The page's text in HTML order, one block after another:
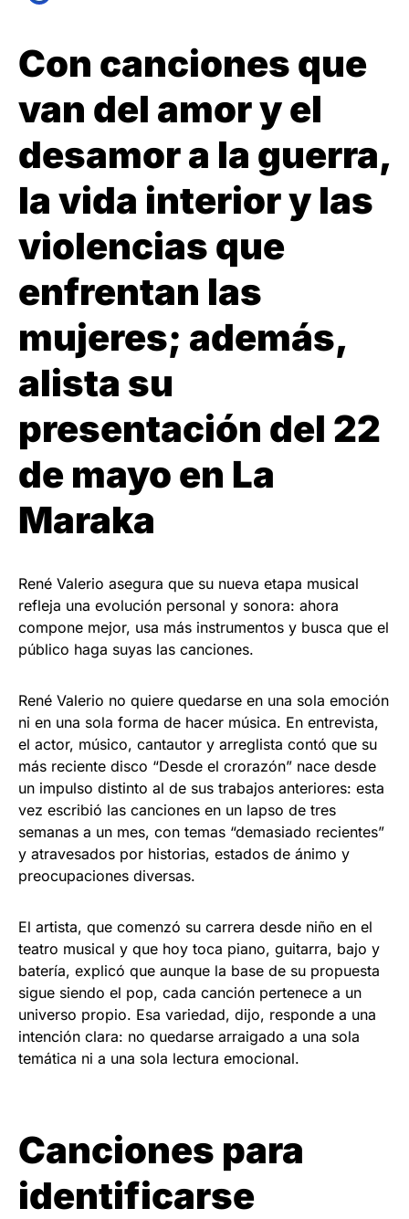
Con canciones que
van del amor y el
desamor a la guerra,
la vida interior y las
violencias que
enfrentan las
mujeres; además,
alista su
presentación del 22
de mayo en La
Maraka
René Valerio asegura que su nueva etapa musical
refleja una evolución personal y sonora: ahora
compone mejor, usa más instrumentos y busca que el
público haga suyas las canciones.
René Valerio no quiere quedarse en una sola emoción
ni en una sola forma de hacer música. En entrevista,
el actor, músico, cantautor y arreglista contó que su
más reciente disco “Desde el crorazón” nace desde
un impulso distinto al de sus trabajos anteriores: esta
vez escribió las canciones en un lapso de tres
semanas a un mes, con temas “demasiado recientes”
y atravesados por historias, estados de ánimo y
preocupaciones diversas.
El artista, que comenzó su carrera desde niño en el
teatro musical y que hoy toca piano, guitarra, bajo y
batería, explicó que aunque la base de su propuesta
sigue siendo el pop, cada canción pertenece a un
universo propio. Esa variedad, dijo, responde a una
intención clara: no quedarse arraigado a una sola
temática ni a una sola lectura emocional.
Canciones para
identificarse